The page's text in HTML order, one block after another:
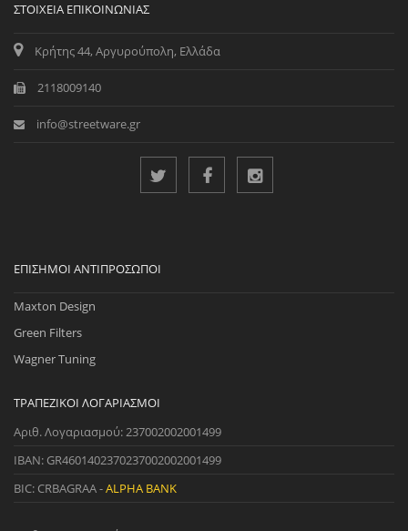
ΣΤΟΙΧΕΊΑ ΕΠΙΚΟΙΝΩΝΊΑΣ
Κρήτης 44, Αργυρούπολη, Ελλάδα
2118009140
info@streetware.gr
ΕΠΊΣΗΜΟΙ ΑΝΤΙΠΡΌΣΩΠΟΙ
Maxton Design
Green Filters
Wagner Tuning
ΤΡΑΠΕΖΙΚΟΊ ΛΟΓΑΡΙΑΣΜΟΊ
Αριθ. Λογαριασμού: 237002002001499
IBAN: GR4601402370237002002001499
BIC: CRBAGRAA -ALPHA BANK